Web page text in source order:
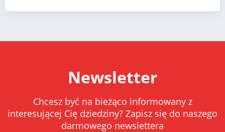
Newsletter
Chcesz być na bieżąco informowany z
interesującej Cię dziedziny? Zapisz się do naszego
darmowego newslettera